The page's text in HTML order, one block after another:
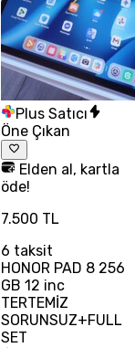
Plus Satıcı
Öne Çıkan
Elden al, kartla
öde!
7.500 TL
6 taksit
HONOR PAD 8 256
GB 12 inc
TERTEMİZ
SORUNSUZ+FULL
SET